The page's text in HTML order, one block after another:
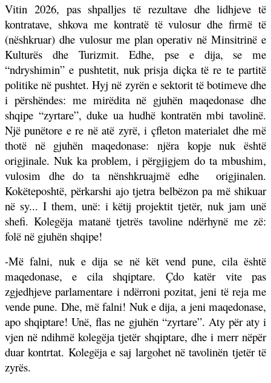
Vitin 2026, pas shpalljes të rezultave dhe lidhjeve të
kontratave, shkova me kontratë të vulosur dhe firmë të
(nëshkruar) dhe vulosur me plan operativ në Minsitrinë e
Kulturës dhe Turizmit. Edhe, pse e dija, se me
“ndryshimin” e pushtetit, nuk prisja diçka të re te partitë
politike në pushtet. Hyj në zyrën e sektorit të botimeve dhe
i përshëndes: me mirëdita në gjuhën maqedonase dhe
shqipe “zyrtare”, duke ua hudhë kontratën mbi tavolinë.
Një punëtore e re në atë zyrë, i çfleton materialet dhe më
thotë në gjuhën maqedonase: njëra kopje nuk është
origjinale. Nuk ka problem, i përgjigjem do ta mbushim,
vulosim dhe do ta nënshkruajmë edhe
origjinalen.
Kokëteposhtë, përkarshi ajo tjetra belbëzon pa më shikuar
në sy... I them, unë: i këtij projektit tjetër, nuk jam unë
shefi. Kolegëja matanë tjetrës tavoline ndërhynë me zë:
folë në gjuhën shqipe!
-Më falni, nuk e dija se në kët vend pune, cila është
maqedonase, e cila shqiptare. Çdo katër vite pas
zgjedhjeve parlamentare i ndërroni pozitat, jeni të reja me
vende pune. Dhe, më falni! Nuk e dija, a jeni maqedonase,
apo shqiptare! Unë, flas ne gjuhën “zyrtare”. Aty për aty i
vjen në ndihmë kolegëja tjetër shqiptare, dhe i merr nëpër
duar kontrtat. Kolegëja e saj largohet në tavolinën tjetër të
zyrës.